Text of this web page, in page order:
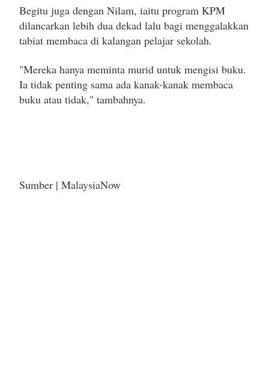
Begitu juga dengan Nilam, iaitu program KPM
dilancarkan lebih dua dekad lalu bagi menggalakkan
tabiat membaca di kalangan pelajar sekolah.
"Mereka hanya meminta murid untuk mengisi buku.
Ia tidak penting sama ada kanak-kanak membaca
buku atau tidak," tambahnya.
Sumber | MalaysiaNow